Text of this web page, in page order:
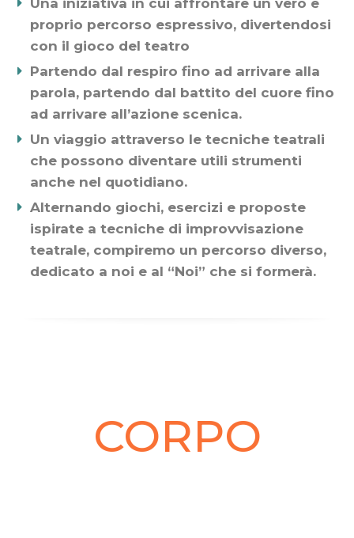
Una iniziativa in cui affrontare un vero e
proprio percorso espressivo, divertendosi
con il gioco del teatro
Partendo dal respiro fino ad arrivare alla
parola, partendo dal battito del cuore fino
ad arrivare all’azione scenica.
Un viaggio attraverso le tecniche teatrali
che possono diventare utili strumenti
anche nel quotidiano.
Alternando giochi, esercizi e proposte
ispirate a tecniche di improvvisazione
teatrale, compiremo un percorso diverso,
dedicato a noi e al “Noi” che si formerà.
CORPO